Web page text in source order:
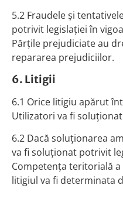
5.2 Fraudele şi
potrivit legislaţiei în
Părţile prejudiciate au
repararea prejudiciilor.
6. Litigii
6.1 Orice litigiu apărut
Utilizatori va fi
6.2 Dacă soluţionarea
va fi soluţionat potrivit
Competenţa teritorială
litigiul va fi determinata